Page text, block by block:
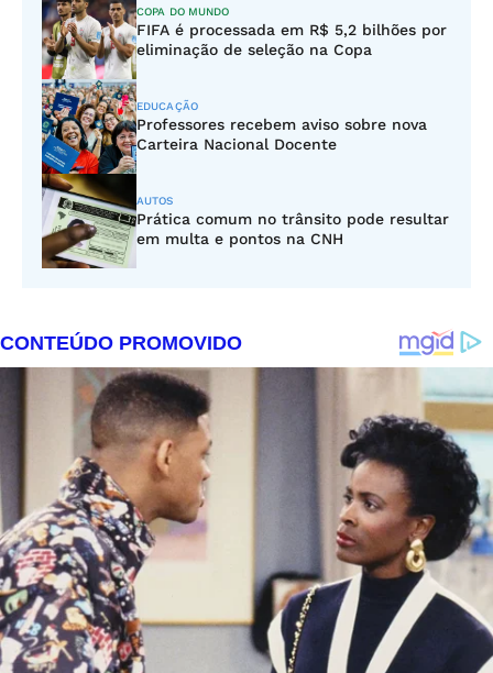
COPA DO MUNDO
FIFA é processada em R$ 5,2 bilhões por
eliminação de seleção na Copa
EDUCAÇÃO
Professores recebem aviso sobre nova
Carteira Nacional Docente
AUTOS
Prática comum no trânsito pode resultar
em multa e pontos na CNH